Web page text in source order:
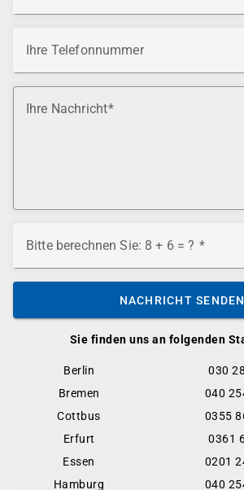
Sie finden uns an folgenden
Berlin
030
Bremen
040
Cottbus
0355
Erfurt
0361
Essen
0201
Hamburg
040
Ihre Telefonnummer
Ihre Nachricht
Bitte berechnen Sie: 8 + 6 = ?
NACHRICHT SENDEN